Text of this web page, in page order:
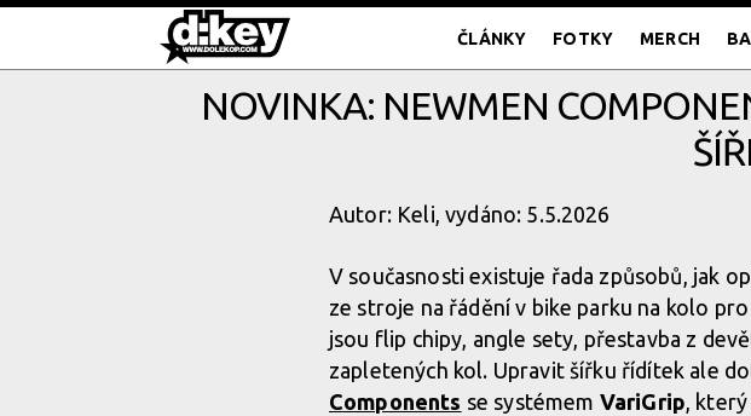
ČLÁNKY FOTKY MERCH
NOVINKA: NEWMEN
Autor: Keli, vydáno: 5.5.2026
V současnosti existuje řada způsobů, jak
ze stroje na řádění v bike parku na kolo
jsou flip chipy, angle sety, přestavba z
zapletených kol. Upravit šířku řídítek ale
Components se systémem VariGrip,